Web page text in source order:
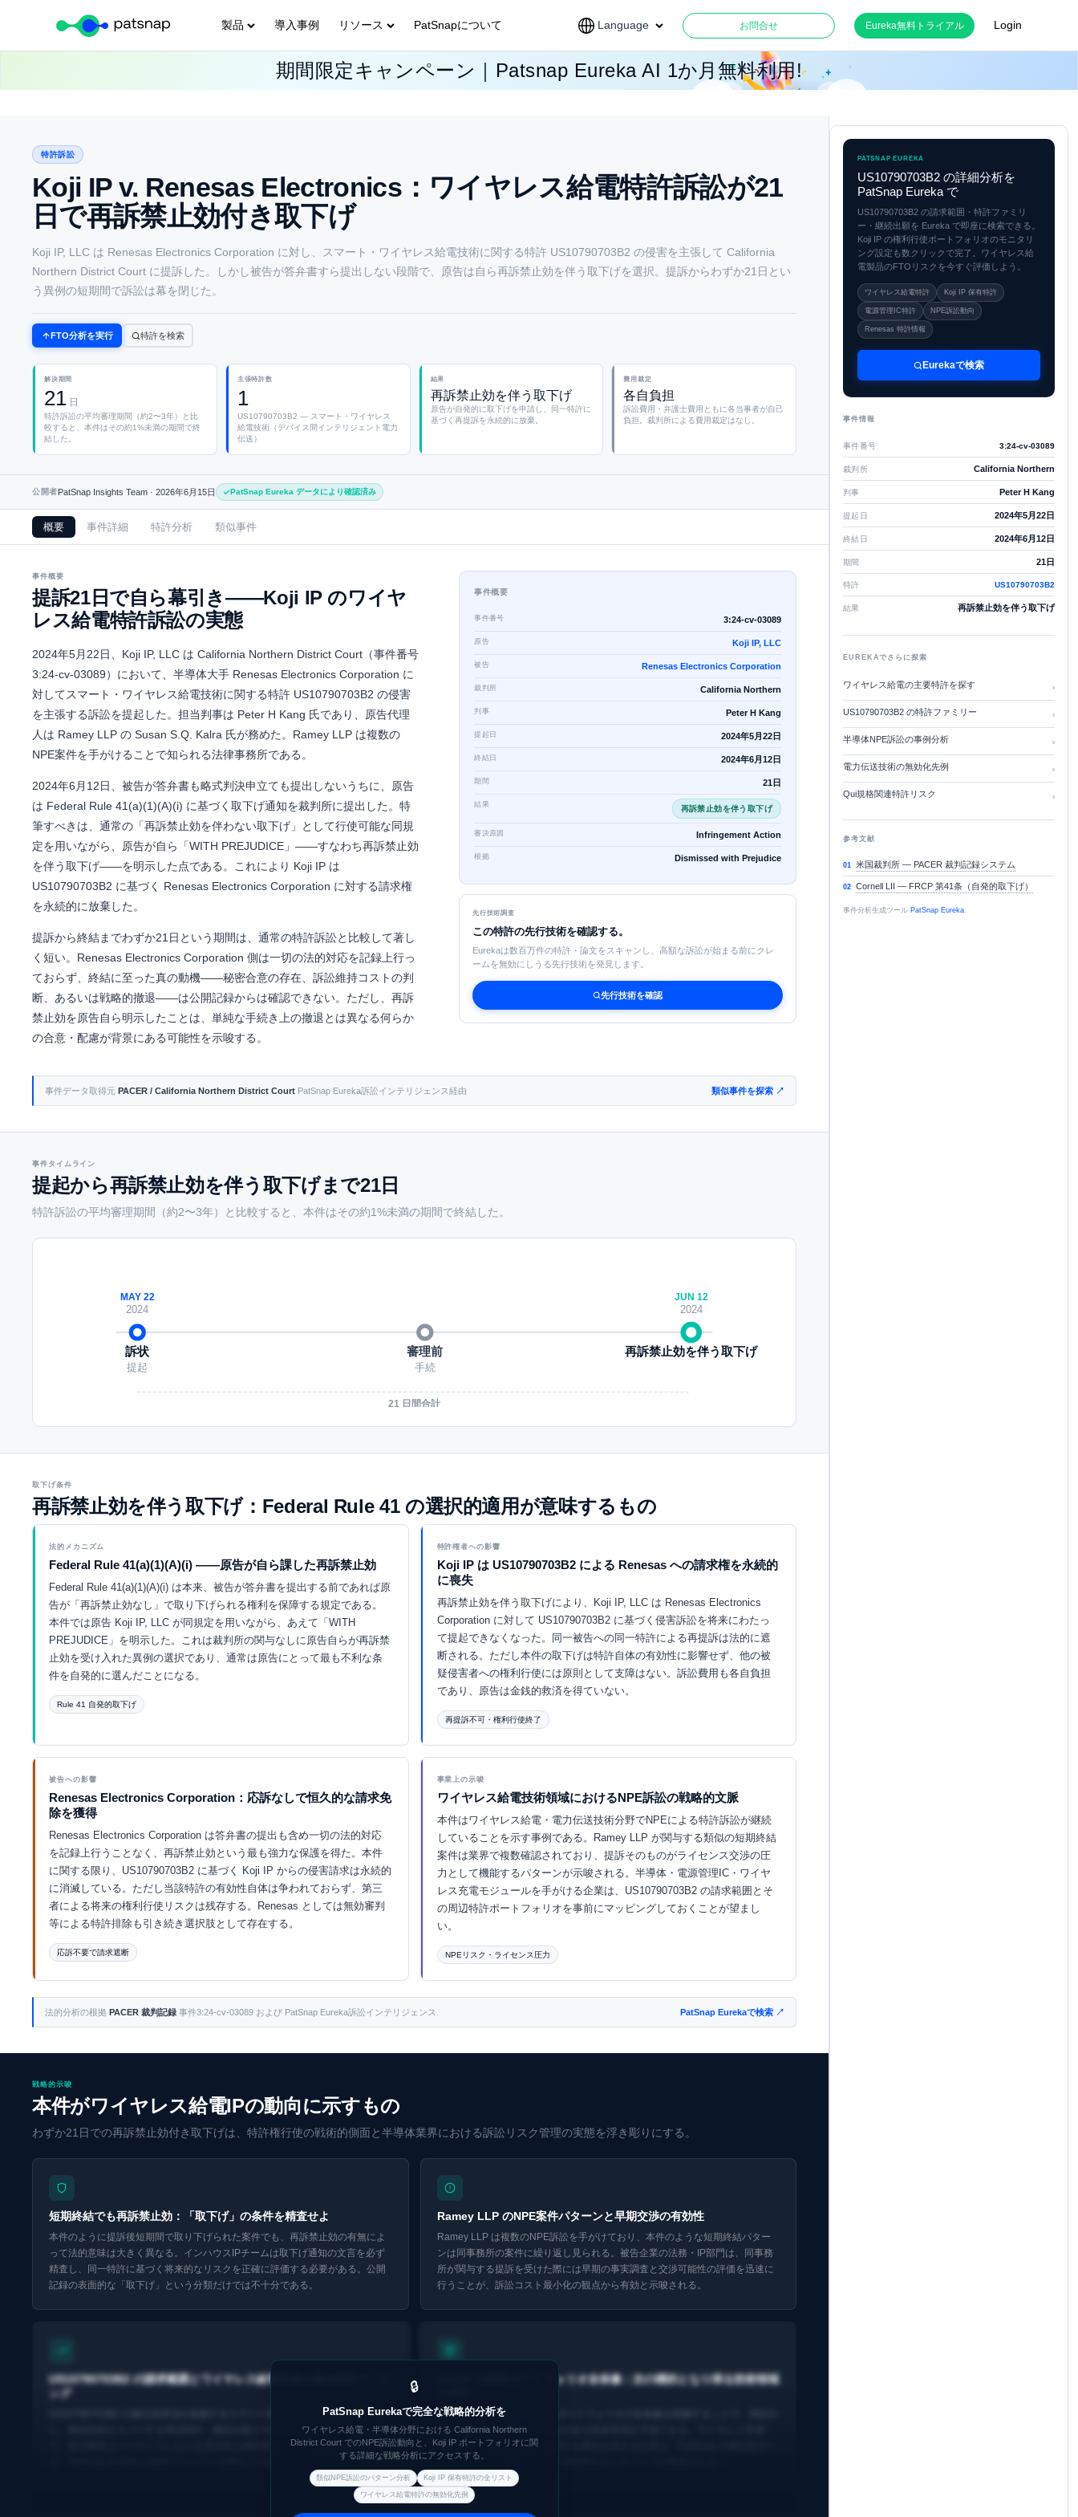
製品 導入事例 リソース PatSnapについて Language お問合せ Eureka無料トライアル Login
期間限定キャンペーン｜Patsnap Eureka AI 1か月無料利用!
特許訴訟
Koji IP v. Renesas Electronics：ワイヤレス給電特許訴訟が21
日で再訴禁止効付き取下げ
Koji IP, LLC は Renesas Electronics Corporation に対し、スマート・ワイヤレス給電技術に関する特許 US10790703B2 の侵害を主張して California
Northern District Court に提訴した。しかし被告が答弁書すら提出しない段階で、原告は自ら再訴禁止効を伴う取下げを選択。提訴からわずか21日とい
う異例の短期間で訴訟は幕を閉じた。
FTO分析を実行 特許を検索
解決期間
21 日
特許訴訟の平均審理期間（約2〜3年）と比
較すると、本件はその約1%未満の期間で終
結した。
主張特許数
1
US10790703B2 — スマート・ワイヤレス
給電技術（デバイス間インテリジェント電力
伝送）
結果
再訴禁止効を伴う取下げ
原告が自発的に取下げを申請し、同一特許に
基づく再提訴を永続的に放棄。
費用裁定
各自負担
訴訟費用・弁護士費用ともに各当事者が自己
負担。裁判所による費用裁定はなし。
公開者PatSnap Insights Team · 2026年6月15日 PatSnap Eureka データにより確認済み
概要 事件詳細 特許分析 類似事件
事件概要
提訴21日で自ら幕引き——Koji IP のワイヤ
レス給電特許訴訟の実態
2024年5月22日、Koji IP, LLC は California Northern District Court（事件番号
3:24-cv-03089）において、半導体大手 Renesas Electronics Corporation に
対してスマート・ワイヤレス給電技術に関する特許 US10790703B2 の侵害
を主張する訴訟を提起した。担当判事は Peter H Kang 氏であり、原告代理
人は Ramey LLP の Susan S.Q. Kalra 氏が務めた。Ramey LLP は複数の
NPE案件を手がけることで知られる法律事務所である。
2024年6月12日、被告が答弁書も略式判決申立ても提出しないうちに、原告
は Federal Rule 41(a)(1)(A)(i) に基づく取下げ通知を裁判所に提出した。特
筆すべきは、通常の「再訴禁止効を伴わない取下げ」として行使可能な同規
定を用いながら、原告が自ら「WITH PREJUDICE」——すなわち再訴禁止効
を伴う取下げ——を明示した点である。これにより Koji IP は
US10790703B2 に基づく Renesas Electronics Corporation に対する請求権
を永続的に放棄した。
提訴から終結までわずか21日という期間は、通常の特許訴訟と比較して著し
く短い。Renesas Electronics Corporation 側は一切の法的対応を記録上行っ
ておらず、終結に至った真の動機——秘密合意の存在、訴訟維持コストの判
断、あるいは戦略的撤退——は公開記録からは確認できない。ただし、再訴
禁止効を原告自ら明示したことは、単純な手続き上の撤退とは異なる何らか
の合意・配慮が背景にある可能性を示唆する。
事件概要
事件番号 3:24-cv-03089
原告 Koji IP, LLC
被告 Renesas Electronics Corporation
裁判所 California Northern
判事 Peter H Kang
提起日 2024年5月22日
終結日 2024年6月12日
期間 21日
結果 再訴禁止効を伴う取下げ
審決原因 Infringement Action
根拠 Dismissed with Prejudice
先行技術調査
この特許の先行技術を確認する。
Eurekaは数百万件の特許・論文をスキャンし、高額な訴訟が始まる前にクレ
ームを無効にしうる先行技術を発見します。
先行技術を確認
事件データ取得元 PACER / California Northern District Court PatSnap Eureka訴訟インテリジェンス経由 類似事件を探索 ↗
事件タイムライン
提起から再訴禁止効を伴う取下げまで21日
特許訴訟の平均審理期間（約2〜3年）と比較すると、本件はその約1%未満の期間で終結した。
MAY 22
2024
訴状
提起
審理前
手続
JUN 12
2024
再訴禁止効を伴う取下げ
21 日間合計
取下げ条件
再訴禁止効を伴う取下げ：Federal Rule 41 の選択的適用が意味するもの
法的メカニズム
Federal Rule 41(a)(1)(A)(i) ——原告が自ら課した再訴禁止効
Federal Rule 41(a)(1)(A)(i) は本来、被告が答弁書を提出する前であれば原
告が「再訴禁止効なし」で取り下げられる権利を保障する規定である。
本件では原告 Koji IP, LLC が同規定を用いながら、あえて「WITH
PREJUDICE」を明示した。これは裁判所の関与なしに原告自らが再訴禁
止効を受け入れた異例の選択であり、通常は原告にとって最も不利な条
件を自発的に選んだことになる。
Rule 41 自発的取下げ
特許権者への影響
Koji IP は US10790703B2 による Renesas への請求権を永続的
に喪失
再訴禁止効を伴う取下げにより、Koji IP, LLC は Renesas Electronics
Corporation に対して US10790703B2 に基づく侵害訴訟を将来にわたっ
て提起できなくなった。同一被告への同一特許による再提訴は法的に遮
断される。ただし本件の取下げは特許自体の有効性に影響せず、他の被
疑侵害者への権利行使には原則として支障はない。訴訟費用も各自負担
であり、原告は金銭的救済を得ていない。
再提訴不可・権利行使終了
被告への影響
Renesas Electronics Corporation：応訴なしで恒久的な請求免
除を獲得
Renesas Electronics Corporation は答弁書の提出も含め一切の法的対応
を記録上行うことなく、再訴禁止効という最も強力な保護を得た。本件
に関する限り、US10790703B2 に基づく Koji IP からの侵害請求は永続的
に消滅している。ただし当該特許の有効性自体は争われておらず、第三
者による将来の権利行使リスクは残存する。Renesas としては無効審判
等による特許排除も引き続き選択肢として存在する。
応訴不要で請求遮断
Eurekaで探索 ↗
事業上の示唆
ワイヤレス給電技術領域におけるNPE訴訟の戦略的文脈
本件はワイヤレス給電・電力伝送技術分野でNPEによる特許訴訟が継続
していることを示す事例である。Ramey LLP が関与する類似の短期終結
案件は業界で複数確認されており、提訴そのものがライセンス交渉の圧
力として機能するパターンが示唆される。半導体・電源管理IC・ワイヤ
レス充電モジュールを手がける企業は、US10790703B2 の請求範囲とそ
の周辺特許ポートフォリオを事前にマッピングしておくことが望まし
い。
NPEリスク・ライセンス圧力
法的分析の根拠 PACER 裁判記録 事件3:24-cv-03089 および PatSnap Eureka訴訟インテリジェンス PatSnap Eurekaで検索 ↗
戦略的示唆
本件がワイヤレス給電IPの動向に示すもの
わずか21日での再訴禁止効付き取下げは、特許権行使の戦術的側面と半導体業界における訴訟リスク管理の実態を浮き彫りにする。
短期終結でも再訴禁止効：「取下げ」の条件を精査せよ
本件のように提訴後短期間で取り下げられた案件でも、再訴禁止効の有無によ
って法的意味は大きく異なる。インハウスIPチームは取下げ通知の文言を必ず
精査し、同一特許に基づく将来的なリスクを正確に評価する必要がある。公開
記録の表面的な「取下げ」という分類だけでは不十分である。
Ramey LLP のNPE案件パターンと早期交渉の有効性
Ramey LLP は複数のNPE訴訟を手がけており、本件のような短期終結パター
ンは同事務所の案件に繰り返し見られる。被告企業の法務・IP部門は、同事務
所が関与する提訴を受けた際には早期の事実調査と交渉可能性の評価を迅速に
行うことが、訴訟コスト最小化の観点から有効と示唆される。
US10790703B2 の請求範囲とワイヤレス給電技術の競合特許マッピ
ング
US10790703B2 の独立請求項が保護するスマート電力伝送の構成要素を特定
し、類似技術をカバーする周辺特許・継続出願との重複範囲を把握すること
で、製品開発ロードマップにおける潜在的な権利侵害リスクを事前に回避でき
る。PatSnap Eureka の特許ファミリー分析がこの作業を効率化する。
Koji IP の特許ポートフォリオ全体像：次の標的となり得る技術領域
Koji IP, LLC が保有する特許ポートフォリオの全体像を把握することで、同社が
次に権利行使を試みる可能性がある技術領域を予測できる。ワイヤレス充電・
電源管理・近距離通信に関連する製品を有する企業は、PatSnap の権利者ポー
トフォリオ追跡機能を用いた継続的なモニタリングが推奨される。
🔒
PatSnap Eurekaで完全な戦略的分析を
ワイヤレス給電・半導体分野における California Northern
District Court でのNPE訴訟動向と、Koji IP ポートフォリオに関
する詳細な戦略分析にアクセスする。
類似NPE訴訟のパターン分析 Koji IP 保有特許の全リスト
ワイヤレス給電特許の無効化先例
PATSNAP EUREKA
US10790703B2 の詳細分析を
PatSnap Eureka で
US10790703B2 の請求範囲・特許ファミリ
ー・継続出願を Eureka で即座に検索できる。
Koji IP の権利行使ポートフォリオのモニタリ
ング設定も数クリックで完了。ワイヤレス給
電製品のFTOリスクを今すぐ評価しよう。
ワイヤレス給電特許 Koji IP 保有特許
電源管理IC特許 NPE訴訟動向
Renesas 特許情報
Eurekaで検索
事件情報
事件番号 3:24-cv-03089
裁判所 California Northern
判事 Peter H Kang
提起日 2024年5月22日
終結日 2024年6月12日
期間 21日
特許 US10790703B2
結果 再訴禁止効を伴う取下げ
EUREKAでさらに探索
ワイヤレス給電の主要特許を探す ›
US10790703B2 の特許ファミリー ›
半導体NPE訴訟の事例分析 ›
電力伝送技術の無効化先例 ›
Qui規格関連特許リスク ›
参考文献
01 米国裁判所 — PACER 裁判記録システム
02 Cornell LII — FRCP 第41条（自発的取下げ）
事件分析生成ツール PatSnap Eureka.